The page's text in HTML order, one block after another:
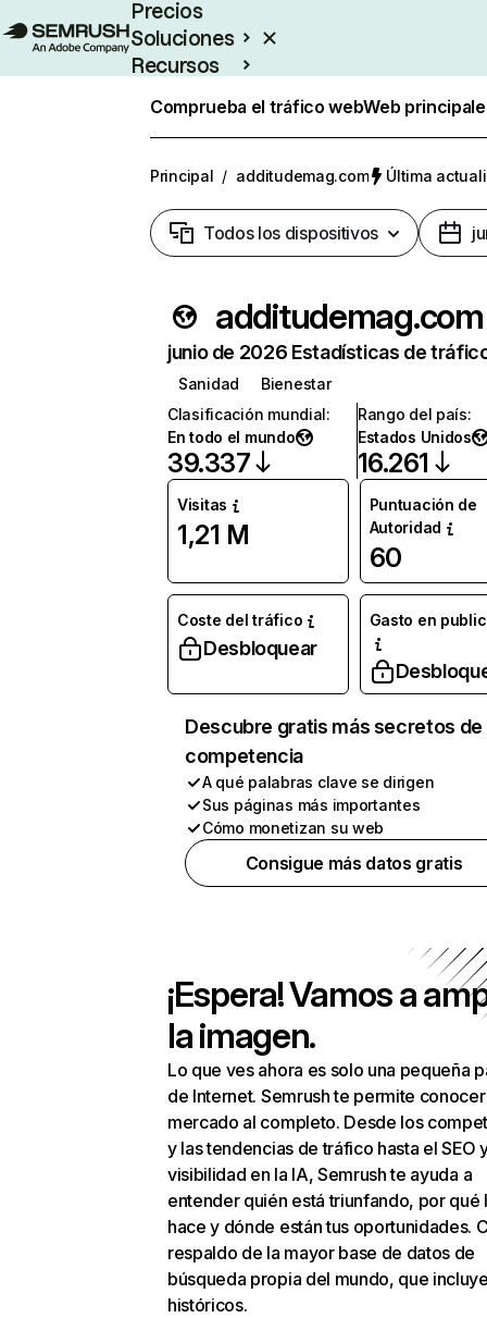
Precios
Soluciones
Recursos
Comprueba el tráfico webWeb
Principal / additudemag.com Última
Todos los dispositivos
additudemag.com
junio de 2026 Estadísticas de
Sanidad
Bienestar
Clasificación mundial:
En todo el mundo
39.337
Rango del país:
Estados Unidos
16.261
Visitas
1,21 M
Puntuación de
Autoridad
60
Coste del tráfico
Desbloquear
Gasto en
Descubre gratis más secretos de
competencia
A qué palabras clave se dirigen
Sus páginas más importantes
Cómo monetizan su web
Consigue más datos gratis
¡Espera! Vamos a
la imagen.
Lo que ves ahora es solo una pequeña
de Internet. Semrush te permite
mercado al completo. Desde los
y las tendencias de tráfico hasta el SEO
visibilidad en la IA, Semrush te ayuda a
entender quién está triunfando, por qué
hace y dónde están tus oportunidades.
respaldo de la mayor base de datos de
búsqueda propia del mundo, que
históricos.